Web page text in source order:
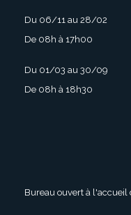
Du 06/11 au 28/02
De 08h à 17h00
Du 01/03 au 30/09
De 08h à 18h30
Bureau ouvert à l'accueil